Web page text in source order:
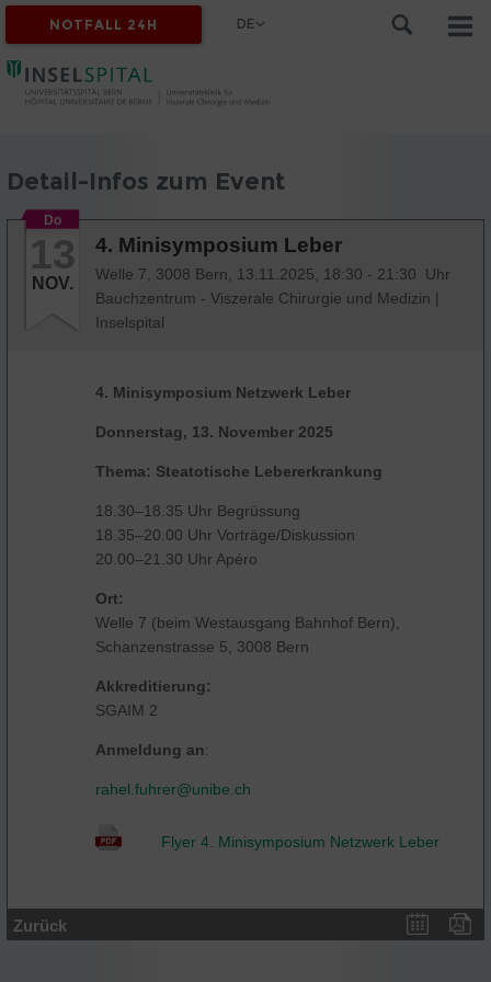
NOTFALL 24H DE
Detail-Infos zum Event
Do
13
NOV.
4. Minisymposium Leber
Welle 7, 3008 Bern,
13.11.2025, 18:30 - 21:30 Uhr
Bauchzentrum - Viszerale Chirurgie und Medizin |
Inselspital
4. Minisymposium Netzwerk Leber
Donnerstag, 13. November 2025
Thema: Steatotische Lebererkrankung
18.30–18.35 Uhr Begrüssung
18.35–20.00 Uhr Vorträge/Diskussion
20.00–21.30 Uhr Apéro
Ort:
Welle 7 (beim Westausgang Bahnhof Bern),
Schanzenstrasse 5, 3008 Bern
Akkreditierung:
SGAIM 2
Anmeldung an:
rahel.fuhrer@unibe.ch
Flyer 4. Minisymposium Netzwerk Leber
Zurück